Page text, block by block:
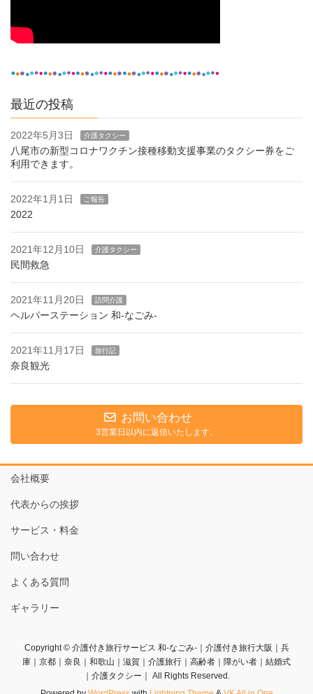
最近の投稿
2022年5月3日 介護タクシー
八尾市の新型コロナワクチン接種移動支援事業のタクシー券をご
利用できます。
2022年1月1日 ご報告
2022
2021年12月10日 介護タクシー
民間救急
2021年11月20日 訪問介護
ヘルパーステーション 和-なごみ-
2021年11月17日 旅行記
奈良観光
お問い合わせ
3営業日以内に返信いたします。
会社概要
代表からの挨拶
サービス・料金
問い合わせ
よくある質問
ギャラリー
Copyright © 介護付き旅行サービス 和-なごみ-｜介護付き旅行大阪｜兵
庫｜京都｜奈良｜和歌山｜滋賀｜介護旅行｜高齢者｜障がい者｜結婚式
｜介護タクシー｜ All Rights Reserved.